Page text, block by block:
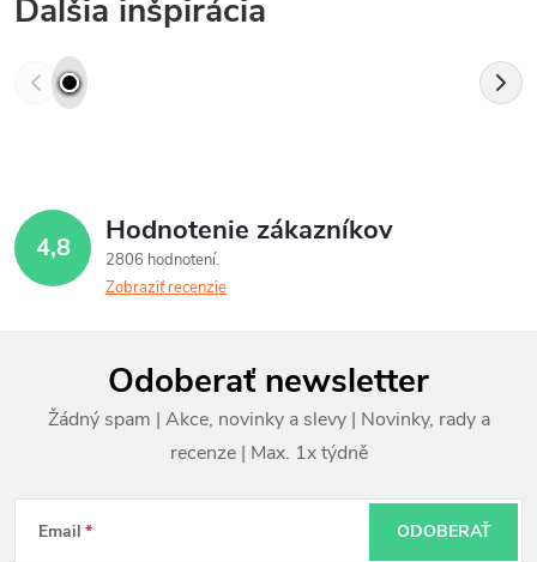
Ďalšia inšpirácia
4,8 Hodnotenie zákazníkov
2806 hodnotení
Zobraziť recenzie
ä
Odoberať newsletter
Email ODOBERAŤ